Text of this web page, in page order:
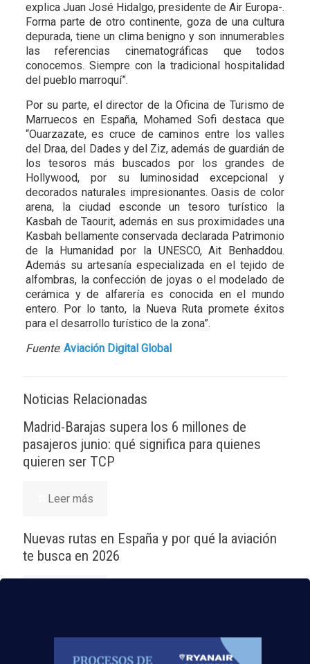
explica Juan José Hidalgo, presidente de Air Europa-.
Forma parte de otro continente, goza de una cultura
depurada, tiene un clima benigno y son innumerables
las referencias cinematográficas que todos
conocemos. Siempre con la tradicional hospitalidad
del pueblo marroquí”.
Por su parte, el director de la Oficina de Turismo de
Marruecos en España, Mohamed Sofi destaca que
“Ouarzazate, es cruce de caminos entre los valles
del Draa, del Dades y del Ziz, además de guardián de
los tesoros más buscados por los grandes de
Hollywood, por su luminosidad excepcional y
decorados naturales impresionantes. Oasis de color
arena, la ciudad esconde un tesoro turístico la
Kasbah de Taourit, además en sus proximidades una
Kasbah bellamente conservada declarada Patrimonio
de la Humanidad por la UNESCO, Ait Benhaddou.
Además su artesanía especializada en el tejido de
alfombras, la confección de joyas o el modelado de
cerámica y de alfarería es conocida en el mundo
entero. Por lo tanto, la Nueva Ruta promete éxitos
para el desarrollo turístico de la zona”.
Fuente: Aviación Digital Global
Noticias Relacionadas
Madrid-Barajas supera los 6 millones de
pasajeros junio: qué significa para quienes
quieren ser TCP
Leer más
Nuevas rutas en España y por qué la aviación
te busca en 2026
El Aeropuerto de Madrid-Barajas supera los 6
millones de pasajeros en mayo: ¿qué significa